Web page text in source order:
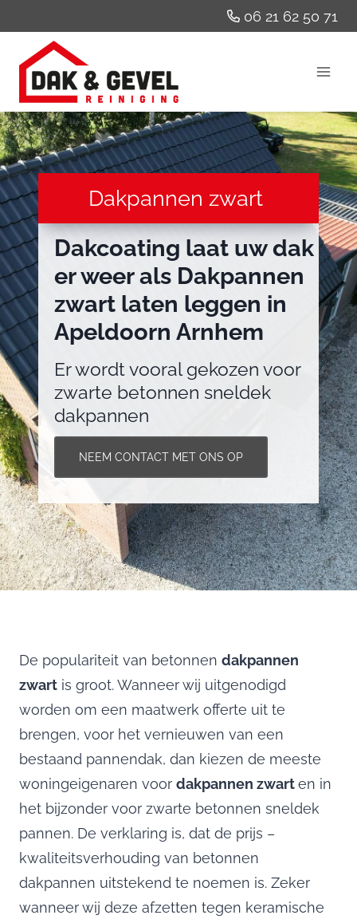
naar
inhoud
06 21 62 50 71
Dakpannen zwart
Dakcoating laat uw dak
er weer als Dakpannen
zwart laten leggen in
Apeldoorn Arnhem
Er wordt vooral gekozen voor
zwarte betonnen sneldek
dakpannen
NEEM CONTACT MET ONS OP
De populariteit van betonnen dakpannen
zwart is groot. Wanneer wij uitgenodigd
worden om een maatwerk offerte uit te
brengen, voor het vernieuwen van een
bestaand pannendak, dan kiezen de meeste
woningeigenaren voor dakpannen zwarten in
het bijzonder voor zwarte betonnen sneldek
pannen. De verklaring is, dat de prijs –
kwaliteitsverhouding van betonnen
dakpannen uitstekend te noemen is. Zeker
wanneer wij deze afzetten tegen keramische